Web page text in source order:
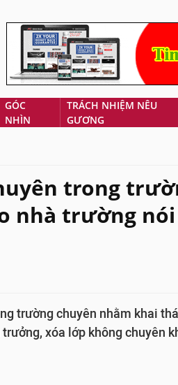
GÓC
NHÌN
TRÁCH NHIỆM NÊU
GƯƠNG
trong
nhà trường nói
trường chuyên nhằm khai
xóa lớp không chuyên